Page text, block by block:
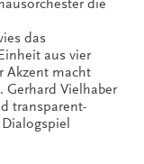
die
das
aus vier
Akzent macht
Gerhard Vielhaber
transparent-